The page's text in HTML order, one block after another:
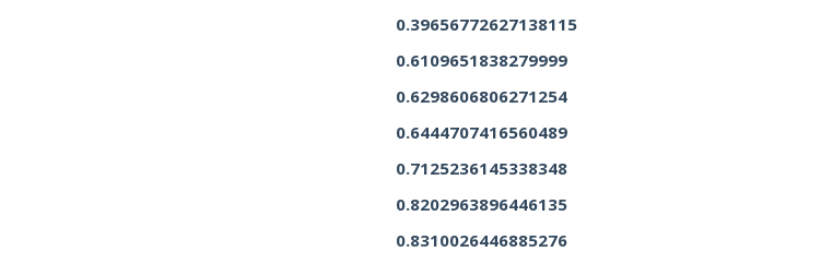
0.39656772627138115
0.6109651838279999
0.6298606806271254
0.6444707416560489
0.7125236145338348
0.8202963896446135
0.8310026446885276